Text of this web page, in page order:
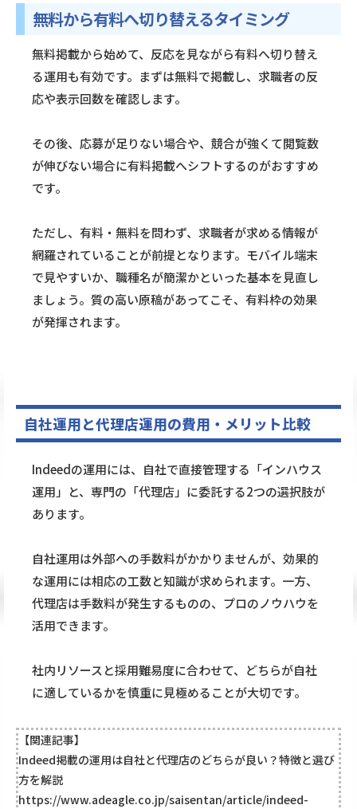
無料から有料へ切り替えるタイミング
無料掲載から始めて、反応を見ながら有料へ切り替え
る運用も有効です。まずは無料で掲載し、求職者の反
応や表示回数を確認します。
その後、応募が足りない場合や、競合が強くて閲覧数
が伸びない場合に有料掲載へシフトするのがおすすめ
です。
ただし、有料・無料を問わず、求職者が求める情報が
網羅されていることが前提となります。モバイル端末
で見やすいか、職種名が簡潔かといった基本を見直し
ましょう。質の高い原稿があってこそ、有料枠の効果
が発揮されます。
自社運用と代理店運用の費用・メリット比較
Indeedの運用には、自社で直接管理する「インハウス
運用」と、専門の「代理店」に委託する2つの選択肢が
あります。
自社運用は外部への手数料がかかりませんが、効果的
な運用には相応の工数と知識が求められます。一方、
代理店は手数料が発生するものの、プロのノウハウを
活用できます。
社内リソースと採用難易度に合わせて、どちらが自社
に適しているかを慎重に見極めることが大切です。
【関連記事】
Indeed掲載の運用は自社と代理店のどちらが良い？特徴と選び
方を解説
https://www.adeagle.co.jp/saisentan/article/indeed-